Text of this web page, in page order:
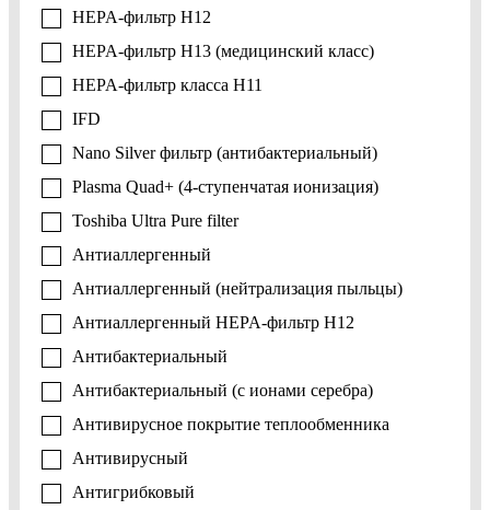
HEPA-фильтр H12
HEPA-фильтр H13 (медицинский класс)
HEPA-фильтр класса H11
IFD
Nano Silver фильтр (антибактериальный)
Plasma Quad+ (4-ступенчатая ионизация)
Toshiba Ultra Pure filter
Антиаллергенный
Антиаллергенный (нейтрализация пыльцы)
Антиаллергенный HEPA-фильтр H12
Антибактериальный
Антибактериальный (с ионами серебра)
Антивирусное покрытие теплообменника
Антивирусный
Антигрибковый